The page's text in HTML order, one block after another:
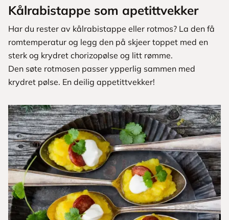
Kålrabistappe som apetittvekker
Har du rester av kålrabistappe eller rotmos? La den få
romtemperatur og legg den på skjeer toppet med en
sterk og krydret chorizopølse og litt rømme.
Den søte rotmosen passer ypperlig sammen med
krydret pølse. En deilig appetittvekker!